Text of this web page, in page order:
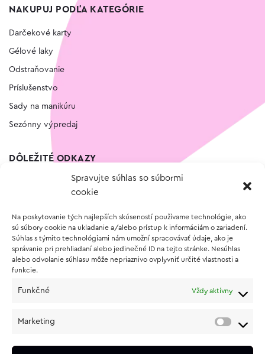
Spravujte súhlas so súbormi
cookie
Na poskytovanie tých najlepších skúseností používame technológie, ako
sú súbory cookie na ukladanie a/alebo prístup k informáciám o zariadení.
Súhlas s týmito technológiami nám umožní spracovávať údaje, ako je
správanie pri prehliadaní alebo jedinečné ID na tejto stránke. Nesúhlas
alebo odvolanie súhlasu môže nepriaznivo ovplyvniť určité vlastnosti a
funkcie.
Funkčné Vždy aktívny
Marketing
NAKUPUJ PODĽA KATEGÓRIE
Darčekové karty
Gélové laky
Odstraňovanie
Príslušenstvo
Sady na manikúru
Sezónny výpredaj
DÔLEŽITÉ ODKAZY
Vernostný program
O NÁKUPE
Vrátenie a reklamácia tovaru